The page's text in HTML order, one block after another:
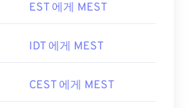
EST 에게 MEST
IDT 에게 MEST
CEST 에게 MEST